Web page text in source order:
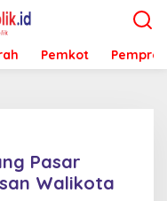
Pemkot Pemprov
Pasar
Walikota